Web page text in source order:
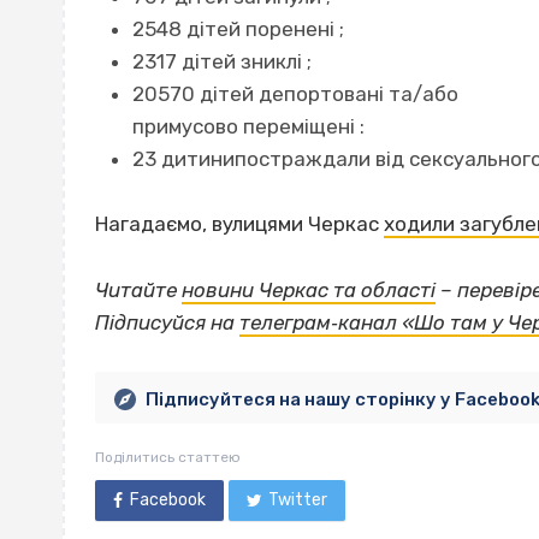
2548 дітей поренені ;
2317 дітей зниклі ;
20570 дітей депортовані та/або
примусово переміщені :
23 дитинипостраждали від
Нагадаємо, вулицями Черкас ходили
Читайте новини Черкас та області–
Підписуйся на телеграм‐канал «Шо там у
Підписуйтеся на нашу сторінку у Facebook
Поділитись статтею
Facebook Twitter